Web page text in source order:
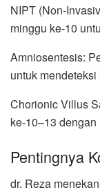
NIPT (Non-
minggu ke-10
Amniosentesis:
untuk
Chorionic Villus
ke-10–13
Pentingnya
dr. Reza